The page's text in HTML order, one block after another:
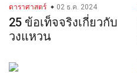
ดาราศาสตร์ 02 ธ.ค. 2024
25 ข้อเท็จจริงเกี่ยวกับ
วงแหวน